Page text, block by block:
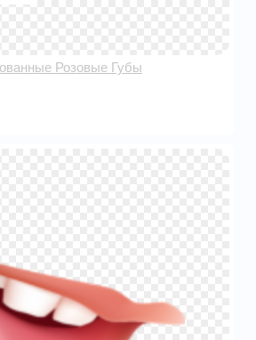
Розовые Губы